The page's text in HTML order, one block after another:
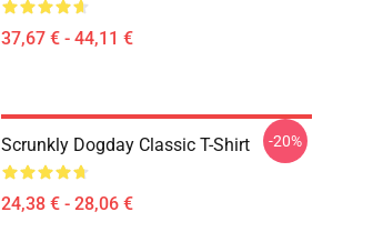
37,67 € - 44,11 €
Scrunkly Dogday Classic T-Shirt
24,38 € - 28,06 €
-20%